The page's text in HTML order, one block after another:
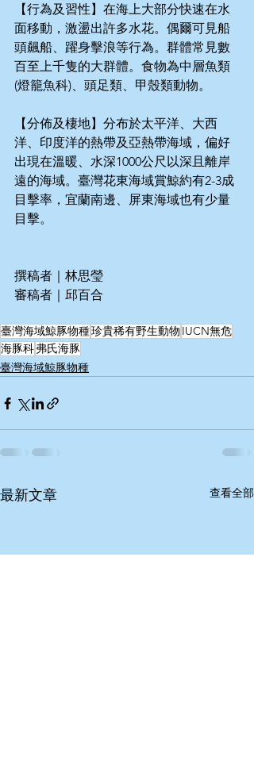
【行為及習性】在海上大部分快速在水
面移動，激盪出許多水花。偶爾可見船
頭飆船、躍身擊浪等行為。群體常見數
百至上千隻的大群體。食物為中層魚類
(燈籠魚科)、頭足類、甲殼類動物。
【分佈及棲地】分布於太平洋、大西
洋、印度洋的熱帶及亞熱帶海域，偏好
出現在溫暖、水深1000公尺以深且離岸
遠的海域。臺灣花東海域賞鯨約有2-3成
目擊率，宜蘭南邊、屏東海域也有少量
目擊。
撰稿者｜林思瑩
審稿者｜邱百合
臺灣海域鯨豚物種珍貴稀有野生動物 IUCN無危
海豚科弗氏海豚
臺灣海域鯨豚物種
最新文章 查看全部